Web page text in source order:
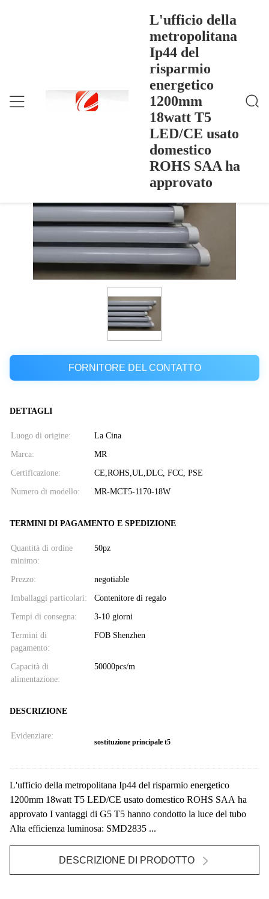
L'ufficio della
metropolitana
Ip44 del
risparmio
energetico
1200mm
18watt T5
LED/CE usato
domestico
ROHS SAA ha
approvato
L'ufficio Della Metropolitana Ip44 Del Risparmio Ene
Rgetico 1200mm 18watt T5 LED/CE Usato Domestic
L'ufficio della metropolitana Ip44 del
risparmio energetico 1200mm 18watt
T5 LED/CE usato domestico ROHS
FORNITORE DEL CONTATTO
DETTAGLI
Luogo di origine: La Cina
Marca: MR
Certificazione: CE,ROHS,UL,DLC, FCC, PSE
Numero di modello: MR-MCT5-1170-18W
TERMINI DI PAGAMENTO E SPEDIZIONE
Quantità di ordine
minimo:
50pz
Prezzo: negotiable
Imballaggi particolari: Contenitore di regalo
Tempi di consegna: 3-10 giorni
Termini di
pagamento:
FOB Shenzhen
Capacità di
alimentazione:
50000pcs/m
DESCRIZIONE
Evidenziare:
sostituzione principale t5
L'ufficio della metropolitana Ip44 del risparmio energetico
1200mm 18watt T5 LED/CE usato domestico ROHS SAA ha
approvato I vantaggi di G5 T5 hanno condotto la luce del tubo
Alta efficienza luminosa: SMD2835 ...
DESCRIZIONE DI PRODOTTO